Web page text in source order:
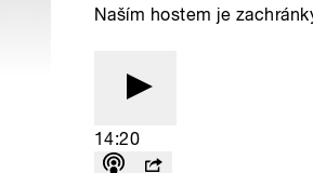
Naším hostem je
14:20